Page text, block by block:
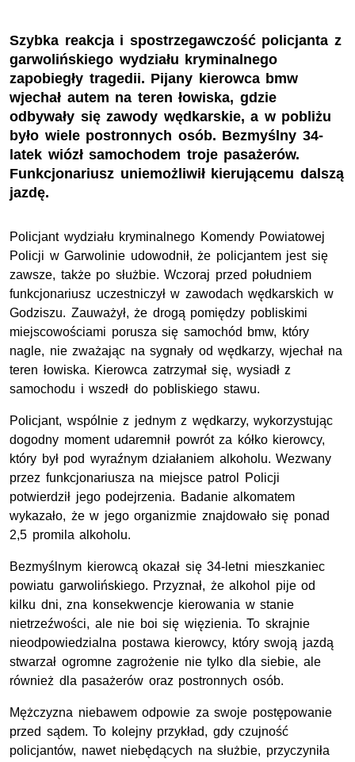
Szybka reakcja i spostrzegawczość policjanta z
garwolińskiego wydziału kryminalnego
zapobiegły tragedii. Pijany kierowca bmw
wjechał autem na teren łowiska, gdzie
odbywały się zawody wędkarskie, a w pobliżu
było wiele postronnych osób. Bezmyślny 34-
latek wiózł samochodem troje pasażerów.
Funkcjonariusz uniemożliwił kierującemu dalszą
jazdę.
Policjant wydziału kryminalnego Komendy Powiatowej
Policji w Garwolinie udowodnił, że policjantem jest się
zawsze, także po służbie. Wczoraj przed południem
funkcjonariusz uczestniczył w zawodach wędkarskich w
Godziszu. Zauważył, że drogą pomiędzy pobliskimi
miejscowościami porusza się samochód bmw, który
nagle, nie zważając na sygnały od wędkarzy, wjechał na
teren łowiska. Kierowca zatrzymał się, wysiadł z
samochodu i wszedł do pobliskiego stawu.
Policjant, wspólnie z jednym z wędkarzy, wykorzystując
dogodny moment udaremnił powrót za kółko kierowcy,
który był pod wyraźnym działaniem alkoholu. Wezwany
przez funkcjonariusza na miejsce patrol Policji
potwierdził jego podejrzenia. Badanie alkomatem
wykazało, że w jego organizmie znajdowało się ponad
2,5 promila alkoholu.
Bezmyślnym kierowcą okazał się 34-letni mieszkaniec
powiatu garwolińskiego. Przyznał, że alkohol pije od
kilku dni, zna konsekwencje kierowania w stanie
nietrzeźwości, ale nie boi się więzienia. To skrajnie
nieodpowiedzialna postawa kierowcy, który swoją jazdą
stwarzał ogromne zagrożenie nie tylko dla siebie, ale
również dla pasażerów oraz postronnych osób.
Mężczyzna niebawem odpowie za swoje postępowanie
przed sądem. To kolejny przykład, gdy czujność
policjantów, nawet niebędących na służbie, przyczyniła